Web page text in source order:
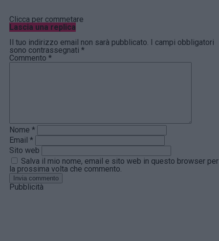
Clicca per commetare
Lascia una replica
Il tuo indirizzo email non sarà pubblicato.
I campi obbligatori
sono contrassegnati *
Commento *
Nome *
Email *
Sito web
Salva il mio nome, email e sito web in questo browser per
la prossima volta che commento.
Pubblicità